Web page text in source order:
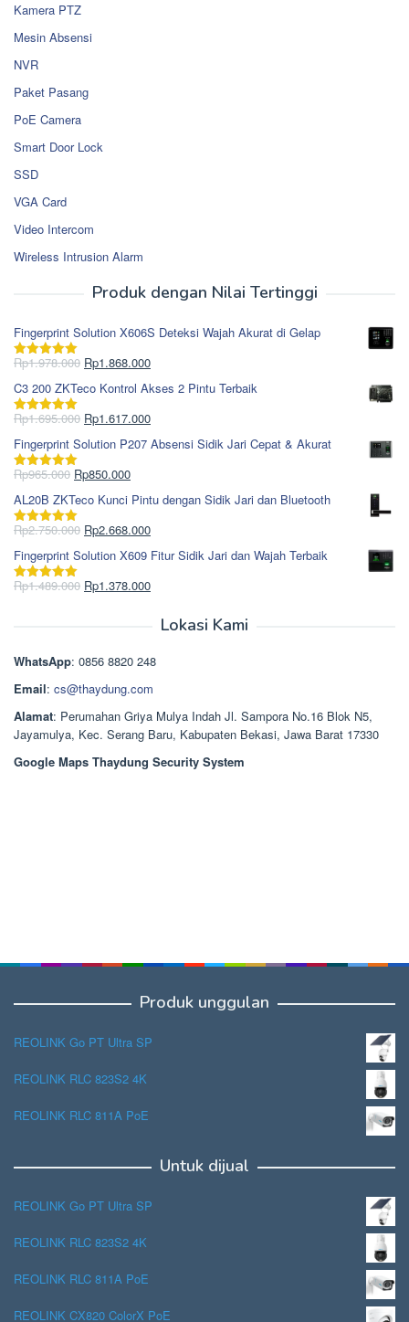
Kamera PTZ
Mesin Absensi
NVR
Paket Pasang
PoE Camera
Smart Door Lock
SSD
VGA Card
Video Intercom
Wireless Intrusion Alarm
Produk dengan Nilai Tertinggi
Fingerprint Solution X606S Deteksi Wajah Akurat di Gelap
Dinilai5.00
Rp1.978.000 Harga
aslinya
adalah:
Rp1.978.000.
Rp1.868.000Harga
saat
ini
adalah:
C3 200 ZKTeco Kontrol Akses 2 Pintu Terbaik
Dinilai5.00
Rp1.695.000 Harga
aslinya
adalah:
Rp1.695.000.
Rp1.617.000Harga
saat
ini
Fingerprint Solution P207 Absensi Sidik Jari Cepat & Akurat
Dinilai5.00
Rp965.000 Harga
aslinya
adalah:
Rp965.000.
Rp850.000Harga
saat
ini
adalah:
AL20B ZKTeco Kunci Pintu dengan Sidik Jari dan Bluetooth
Dinilai5.00
Rp2.750.000 Harga
aslinya
adalah:
Rp2.750.000.
Rp2.668.000Harga
saat
ini
adalah:
Fingerprint Solution X609 Fitur Sidik Jari dan Wajah Terbaik
Dinilai5.00
Rp1.489.000 Harga
Rp1.378.000Harga
Rp1.378.000.
Lokasi Kami
WhatsApp: 0856 8820 248
Email: cs@thaydung.com
Alamat: Perumahan Griya Mulya Indah Jl. Sampora No.16 Blok N5,
Jayamulya, Kec. Serang Baru, Kabupaten Bekasi, Jawa Barat 17330
Google Maps Thaydung Security System
Produk unggulan
REOLINK Go PT Ultra SP
REOLINK RLC 823S2 4K
REOLINK RLC 811A PoE
Untuk dijual
REOLINK Go PT Ultra SP
REOLINK RLC 823S2 4K
REOLINK RLC 811A PoE
REOLINK CX820 ColorX PoE